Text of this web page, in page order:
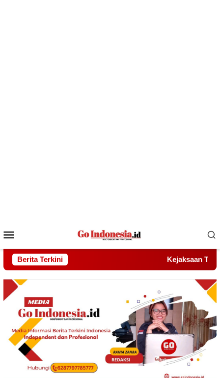
Mobile
Berita Terkini
Kejaksaan Turun Tangan!Hambat Proyek Drainase